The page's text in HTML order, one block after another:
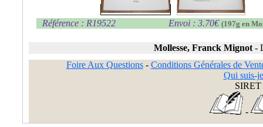
Référence : R19522 Envoi : 3.70€ (197g en
Mollesse, Franck Mignot -
Foire Aux Questions- Conditions Générales de
Qui suis-
SIRET
-